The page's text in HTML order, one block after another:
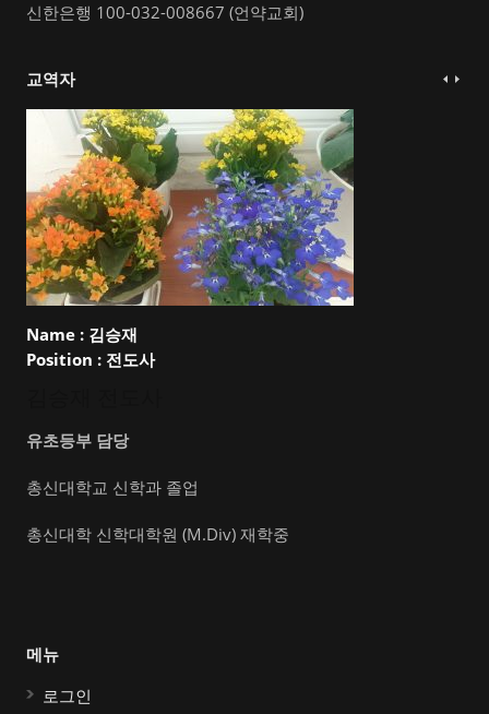
신한은행 100-032-008667 (언약교회)
교역자
Name : 김승재
Position : 전도사
유초등부 담당
총신대학교 신학과 졸업
총신대학 신학대학원 (M.Div) 재학중
메뉴
로그인